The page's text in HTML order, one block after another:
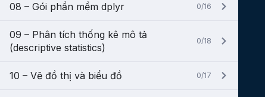
08 – Gói phần mềm dplyr 0/16
09 – Phân tích thống kê mô tả
(descriptive statistics)
0/18
10 – Vẽ đồ thị và biểu đồ 0/17